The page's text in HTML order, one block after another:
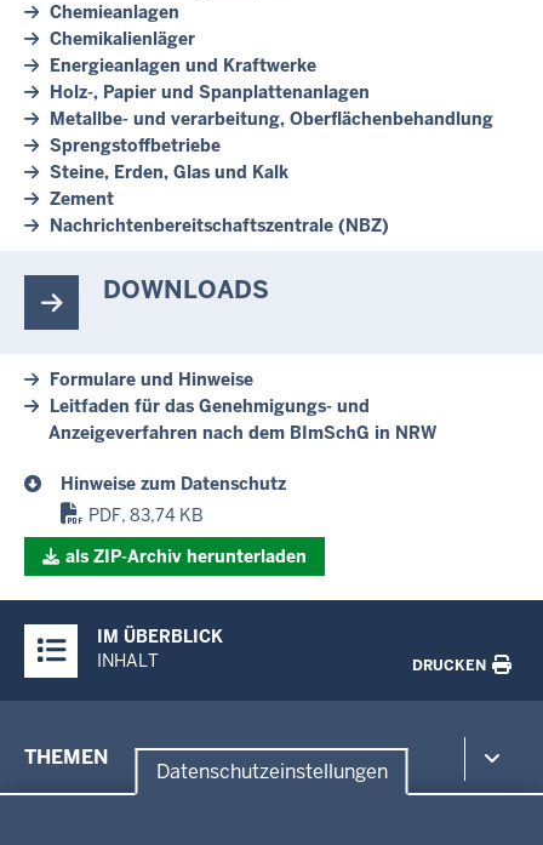
Datenschutzeinstellungen
Chemieanlagen
Chemikalienläger
Energieanlagen und Kraftwerke
Holz-, Papier und Spanplattenanlagen
Metallbe- und verarbeitung, Oberflächenbehandlung
Sprengstoffbetriebe
Steine, Erden, Glas und Kalk
Zement
Nachrichtenbereitschaftszentrale (NBZ)
DOWNLOADS
Formulare und Hinweise
Leitfaden für das Genehmigungs- und
Anzeigeverfahren nach dem BImSchG in NRW
Hinweise zum Datenschutz
PDF, 83,74 KB
als ZIP-Archiv herunterladen
Inhalte
IM ÜBERBLICK
INHALT
DRUCKEN
der
THEMEN